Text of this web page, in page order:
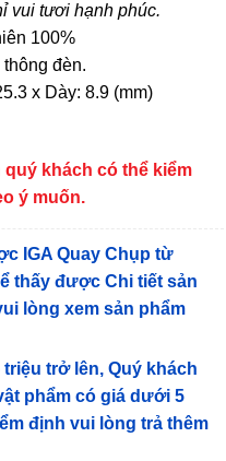
vui tươi hạnh phúc.
100%
đèn.
x Dày: 8.9 (mm)
khách có thể kiểm
ý muốn.
IGA Quay Chụp từ
thấy được Chi tiết sản
lòng xem sản phẩm
trở lên, Quý khách
phẩm có giá dưới 5
định vui lòng trả thêm